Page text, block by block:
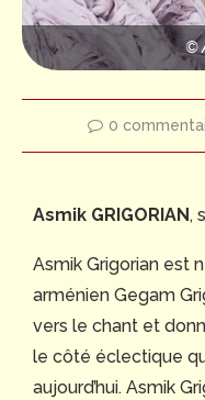
©
0
Asmik GRIGORIAN,
Asmik Grigorian est
arménien Gegam
vers le chant et
le côté éclectique
aujourd’hui. Asmik